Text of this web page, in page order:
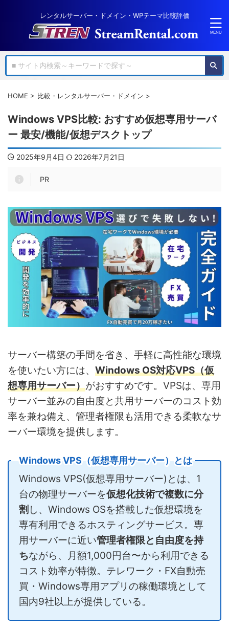
レンタルサーバー・ドメイン・WPテーマ比較評価
HOME > 比較・レンタルサーバー・ドメイン >
Windows VPS比較: おすすめ仮想専用サーバ
ー 最安/機能/仮想デスクトップ
2025年9月4日 2026年7月21日
PR
サーバー構築の手間を省き、手軽に高性能な環境
を使いたい方には、 Windows OS対応VPS（仮
想専用サーバー）がおすすめです。VPSは、専用
サーバー並みの自由度と共用サーバーのコスト効
率を兼ね備え、管理者権限も活用できる柔軟なサ
ーバー環境を提供します。
Windows VPS（仮想専用サーバー）とは
Windows VPS(仮想専用サーバー)とは、1
台の物理サーバーを仮想化技術で複数に分
割 し、Windows OSを搭載した仮想環境を
専有利用できるホスティングサービス。専
用サーバーに近い管理者権限と自由度を持
ちながら、月額1,000円台〜から利用できる
コスト効率が特徴。テレワーク・FX自動売
買・Windows専用アプリの稼働環境として
国内9社以上が提供している。